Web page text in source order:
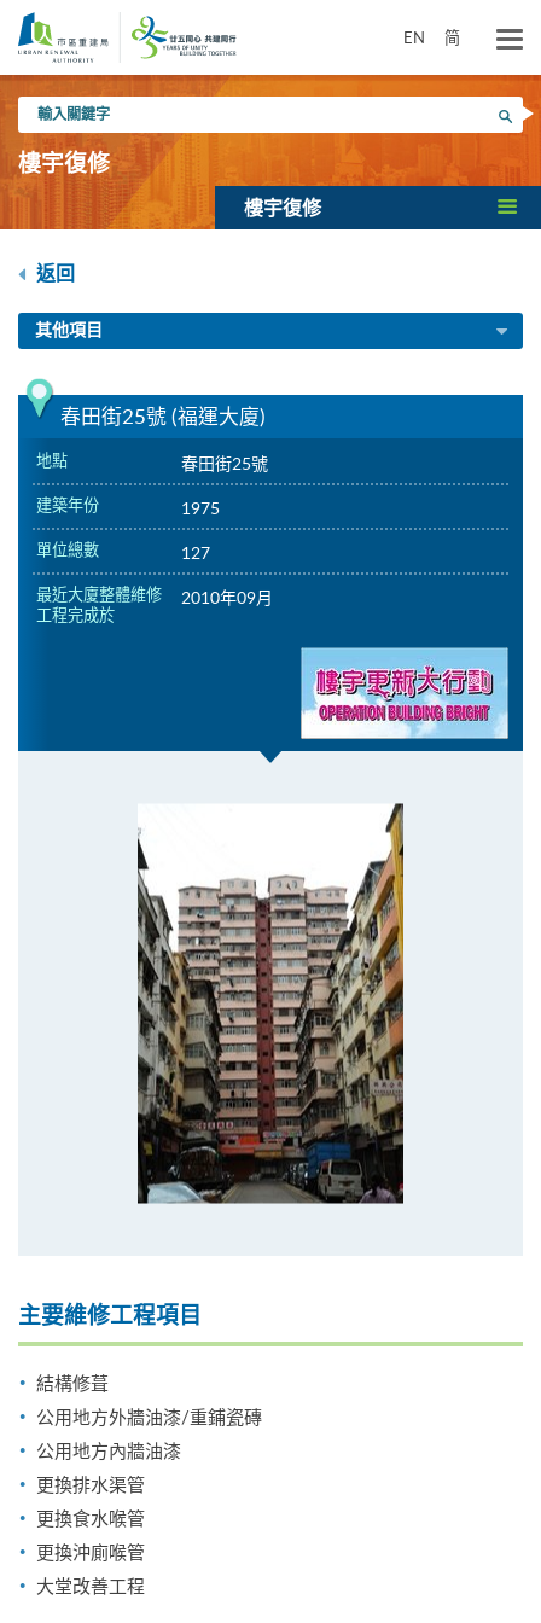
內
EN 简
入
關
鍵
搜尋
樓宇復修
樓宇復修
返回
其他項目
春田街25號 (福運大廈)
地點 春田街25號
建築年份 1975
單位總數 127
最近大廈整體維修
工程完成於
2010年09月
主要維修工程項目
結構修葺
公用地方外牆油漆/重鋪瓷磚
公用地方內牆油漆
更換排水渠管
更換食水喉管
更換沖廁喉管
大堂改善工程